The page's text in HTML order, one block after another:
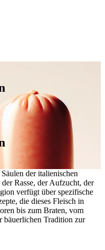
der italienischen
Rasse, der Aufzucht, der
verfügt über spezifische
die dieses Fleisch in
bis zum Braten, vom
bäuerlichen Tradition zur